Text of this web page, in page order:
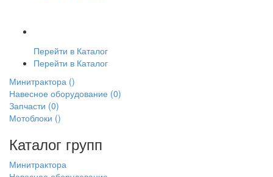
Перейти в Каталог
Перейти в Каталог
Минитрактора ()
Навесное оборудование (0)
Запчасти (0)
Мотоблоки ()
Каталог групп
Минитрактора